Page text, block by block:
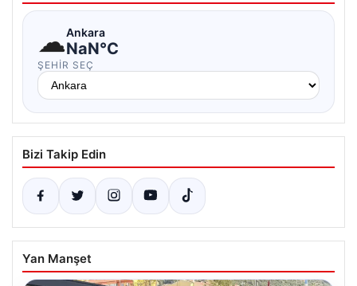
☁Ankara
NaN°C
ŞEHIR SEÇ
Bizi Takip Edin
Yan Manşet